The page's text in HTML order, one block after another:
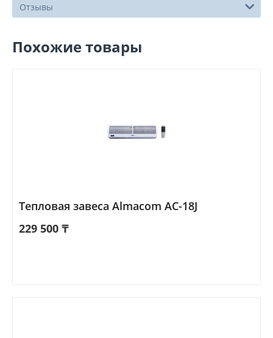
Отзывы
Похожие товары
Тепловая завеса Almacom AC-18J
229 500 ₸